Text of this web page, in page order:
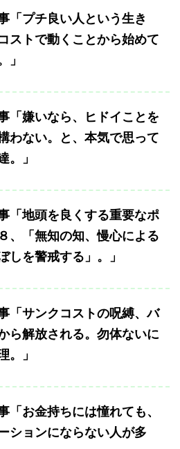
「プチ良い人という生き
ストで動くことから始めて
」
「嫌いなら、ヒドイことを
わない。と、本気で思って
。」
「地頭を良くする重要なポ
、「無知の知、慢心による
しを警戒する」。」
「サンクコストの呪縛、バ
ら解放される。勿体ないに
。」
「お金持ちには憧れても、
ションにならない人が多